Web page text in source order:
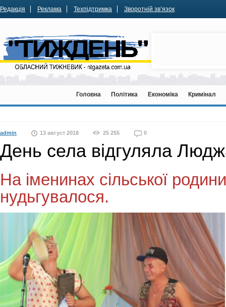
Редакція Реклама Техпідтримка Зворотній зв’язок
Головна Політика Економіка Кримінал
admin 13 август 2018 25 255 0
День села відгуляла
На іменинах сільської
нудьгувалося.